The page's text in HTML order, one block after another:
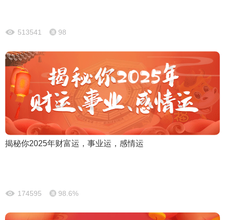
513541 98
揭秘你2025年财富运，事业运，感情运
174595 98.6%